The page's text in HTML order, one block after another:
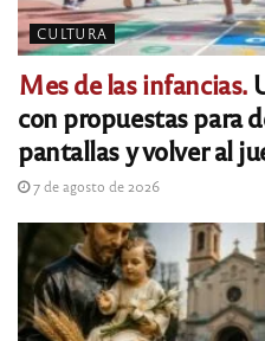
CULTURA
Mes de las infancias.
con propuestas para
pantallas y volver al
7 de agosto de 2026